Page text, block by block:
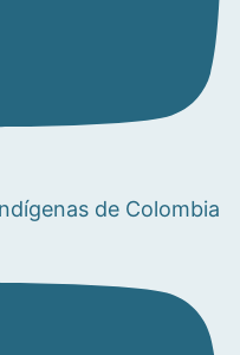
indígenas de Colombia